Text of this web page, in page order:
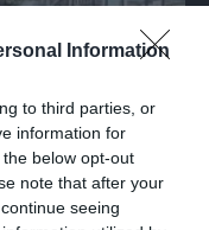
Information
to third parties, or
information for
below opt-out
note that after your
seeing